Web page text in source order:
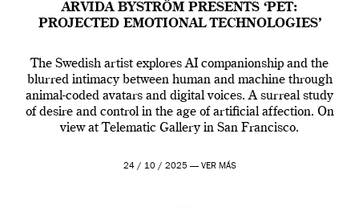
ARVIDA BYSTRÖM PRESENTS ‘PET:
PROJECTED EMOTIONAL TECHNOLOGIES’
The Swedish artist explores AI companionship and the
blurred intimacy between human and machine through
animal-coded avatars and digital voices. A surreal study
of desire and control in the age of artificial affection. On
view at Telematic Gallery in San Francisco.
24 / 10 / 2025 — VER MÁS